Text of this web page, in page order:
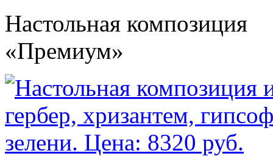
Настольная композиция
«Премиум»